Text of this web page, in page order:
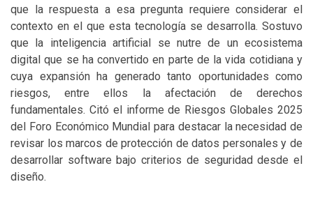
que la respuesta a esa pregunta requiere considerar el
contexto en el que esta tecnología se desarrolla. Sostuvo
que la inteligencia artificial se nutre de un ecosistema
digital que se ha convertido en parte de la vida cotidiana y
cuya expansión ha generado tanto oportunidades como
riesgos, entre ellos la afectación de derechos
fundamentales. Citó el informe de Riesgos Globales 2025
del Foro Económico Mundial para destacar la necesidad de
revisar los marcos de protección de datos personales y de
desarrollar software bajo criterios de seguridad desde el
diseño.